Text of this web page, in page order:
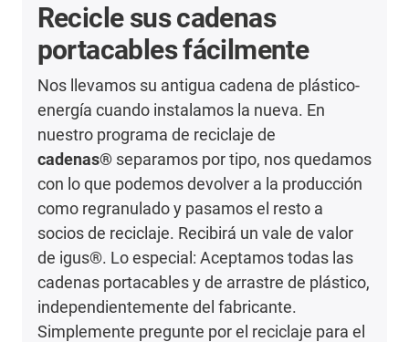
Recicle sus cadenas
portacables fácilmente
Nos llevamos su antigua cadena de plástico-
energía cuando instalamos la nueva. En
nuestro programa de reciclaje de
cadenas®separamos por tipo, nos quedamos
con lo que podemos devolver a la producción
como regranulado y pasamos el resto a
socios de reciclaje. Recibirá un vale de valor
de igus®. Lo especial: Aceptamos todas las
cadenas portacables y de arrastre de plástico,
independientemente del fabricante.
Simplemente pregunte por el reciclaje para el